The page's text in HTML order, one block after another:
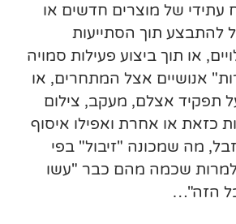
עתידי של מוצרים חדשים או
להתבצע תוך הסתייעות
או תוך ביצוע פעילות סמויה
אנושיים אצל המתחרים, או
תפקיד אצלם, מעקב, צילום
כזאת או אחרת ואפילו איסוף
מה שמכונה "זיבול" בפי
למרות שכמה מהם כבר "עשו
הזה"…